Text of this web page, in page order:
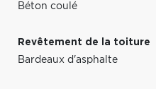
Béton coulé
Revêtement de la toiture
Bardeaux d'asphalte